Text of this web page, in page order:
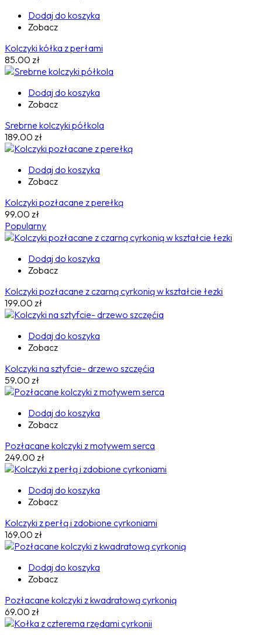
Dodaj do koszyka
Zobacz
Kolczyki kółka z perłami
85.00 zł
Dodaj do koszyka
Zobacz
Srebrne kolczyki półkola
189.00 zł
Dodaj do koszyka
Zobacz
Kolczyki pozłacane z perełką
99.00 zł
Popularny
Dodaj do koszyka
Zobacz
Kolczyki pozłacane z czarną cyrkonią w kształcie łezki
199.00 zł
Dodaj do koszyka
Zobacz
Kolczyki na sztyfcie- drzewo szczęćia
59.00 zł
Dodaj do koszyka
Zobacz
Pozłacane kolczyki z motywem serca
249.00 zł
Dodaj do koszyka
Zobacz
Kolczyki z perłą i zdobione cyrkoniami
169.00 zł
Dodaj do koszyka
Zobacz
Pozłacane kolczyki z kwadratową cyrkonią
69.00 zł